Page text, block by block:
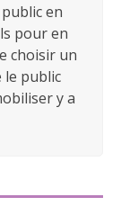
en
pour en
choisir un
le public
y a